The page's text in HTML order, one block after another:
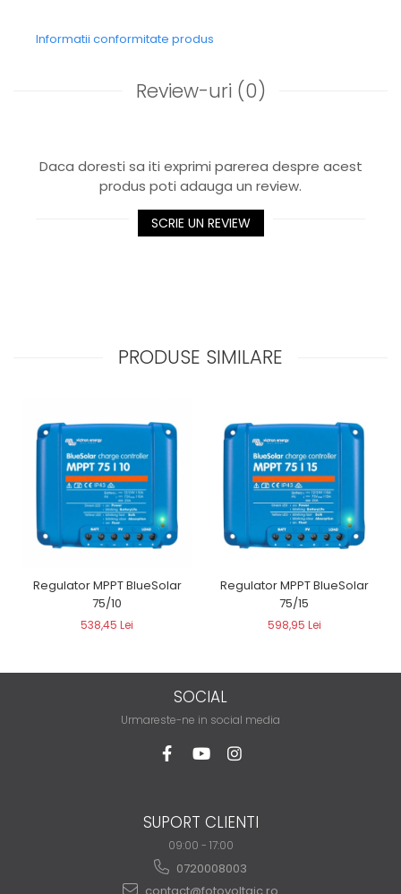
Informatii conformitate produs
Review-uri (0)
Daca doresti sa iti exprimi parerea despre acest
produs poti adauga un review.
SCRIE UN REVIEW
PRODUSE SIMILARE
Regulator MPPT BlueSolar
75/10
538,45 Lei
Regulator MPPT BlueSolar
75/15
598,95 Lei
SOCIAL
Urmareste-ne in social media
SUPORT CLIENTI
09:00 - 17:00
0720008003